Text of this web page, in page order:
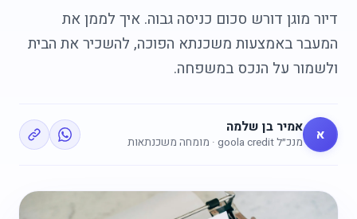
דיור מוגן דורש סכום כניסה גבוה. איך לממן את
המעבר באמצעות משכנתא הפוכה, להשכיר את הבית
ולשמור על הנכס במשפחה.
א אמיר בן שלמה
מנכ״ל goola credit · מומחה משכנתאות